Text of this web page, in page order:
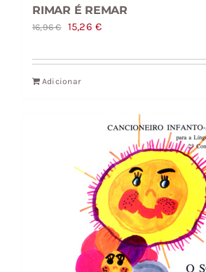
RIMAR É REMAR
16,96€
O
original
era:
15,26€O
atual
Adicionar